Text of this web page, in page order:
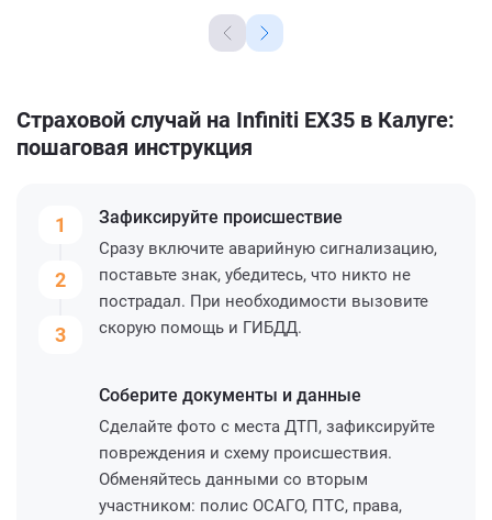
Страховой случай на Infiniti EX35 в Калуге:
пошаговая инструкция
1
2
3
Зафиксируйте происшествие
Сразу включите аварийную сигнализацию,
поставьте знак, убедитесь, что никто не
пострадал. При необходимости вызовите
скорую помощь и ГИБДД.
Соберите документы и данные
Сделайте фото с места ДТП, зафиксируйте
повреждения и схему происшествия.
Обменяйтесь данными со вторым
участником: полис ОСАГО, ПТС, права,